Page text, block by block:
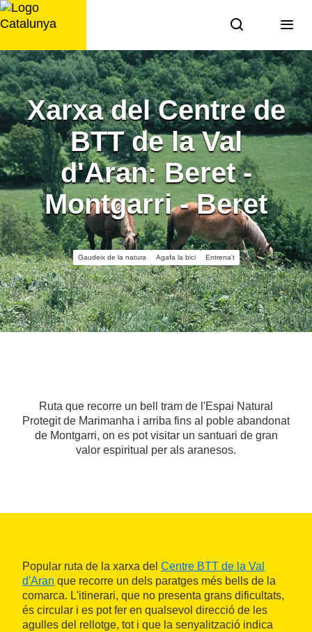
Saltar
al
Xarxa del Centre de
BTT de la Val
d'Aran: Beret -
Montgarri - Beret
Gaudeix de la natura Agafa la bici Entrena't
Ruta que recorre un bell tram de l'Espai Natural
Protegit de Marimanha i arriba fins al poble abandonat
de Montgarri, on es pot visitar un santuari de gran
valor espiritual per als aranesos.
Popular ruta de la xarxa del Centre BTT de la Val
d'Aran que recorre un dels paratges més bells de la
comarca. L'itinerari, que no presenta grans dificultats,
és circular i es pot fer en qualsevol direcció de les
agulles del rellotge, tot i que la senyalització indica